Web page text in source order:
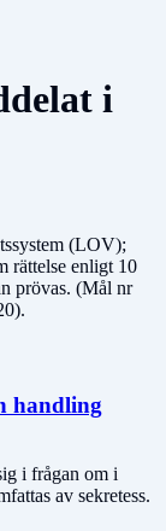
i
(LOV);
rättelse enligt 10
prövas. (Mål nr
handling
i frågan om i
av sekretess.